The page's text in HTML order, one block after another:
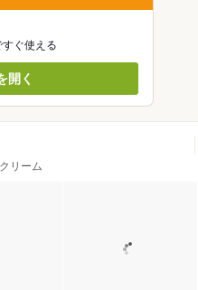
ぐ使える
開く
リーム